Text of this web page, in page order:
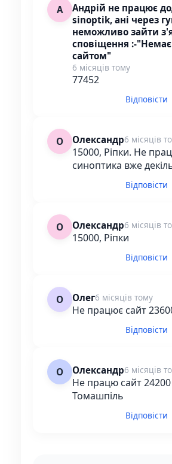
А
Андрій не працює
sinoptik, ані через
неможливо зайти
сповіщення :-"Немає
сайтом"
6 місяців тому
77452
Відповісти
О Олександр6 місяців
15000, Ріпки. Не
синоптика вже
Відповісти
О Олександр6 місяців
15000, Ріпки
Відповісти
О Олег6 місяців тому
Не працює сайт
Відповісти
О Олександр6 місяців
Не працю сайт 24200
Томашпіль
Відповісти